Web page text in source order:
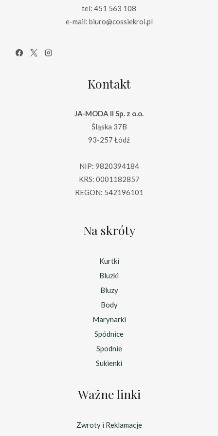
tel: 451 563 108
e-mail: biuro@cossiekroi.pl
Kontakt
JA-MODA II Sp. z o.o.
Śląska 37B
93-257 Łódź
NIP: 9820394184
KRS: 0001182857
REGON: 542196101
Na skróty
Kurtki
Bluzki
Bluzy
Body
Marynarki
Spódnice
Spodnie
Sukienki
Ważne linki
Zwroty i Reklamacje